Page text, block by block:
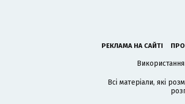
РЕКЛАМА НА САЙТІ
Всі матеріали, які